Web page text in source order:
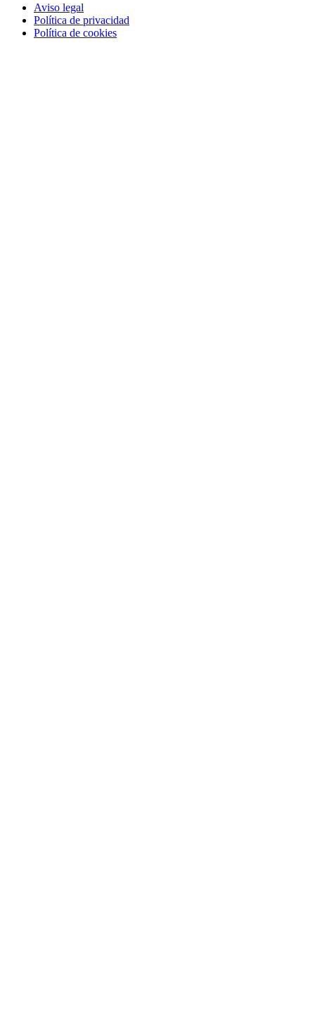
Aviso legal
Política de privacidad
Política de cookies